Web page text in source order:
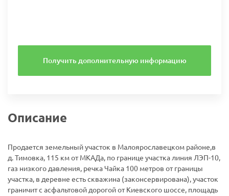
Получить дополнительную информацию
Описание
Продается земельный участок в Малоярославецком районе,в
д. Тимовка, 115 км от МКАДа, по границе участка линия ЛЭП-10,
газ низкого давления, речка Чайка 100 метров от границы
участка, в деревне есть скважина (законсервирована), участок
граничит с асфальтовой дорогой от Киевского шоссе, площадь